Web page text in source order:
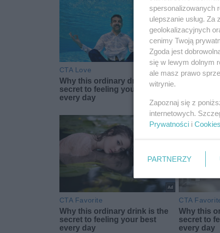
spersonalizowanych
ulepszanie usług.
geolokalizacyjnych
cenimy Twoją
Zgoda jest
się w lewym dolnym
ale masz prawo
witrynie.
Zapoznaj się z
internetowych.
Prywatności i Cookies
PARTNERZY